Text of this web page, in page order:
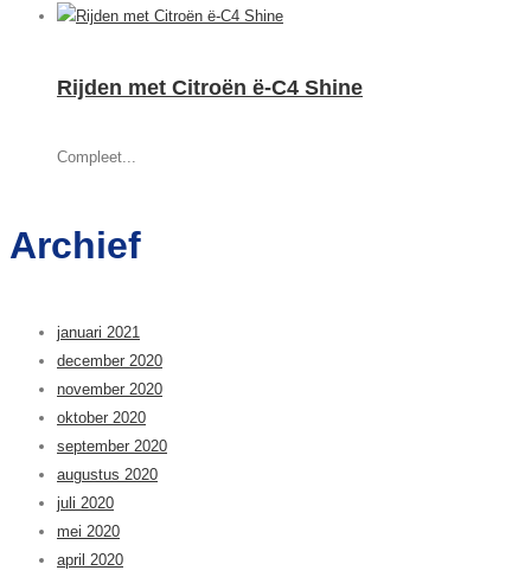
Rijden met Citroën ë-C4 Shine
Compleet...
Archief
januari 2021
december 2020
november 2020
oktober 2020
september 2020
augustus 2020
juli 2020
mei 2020
april 2020